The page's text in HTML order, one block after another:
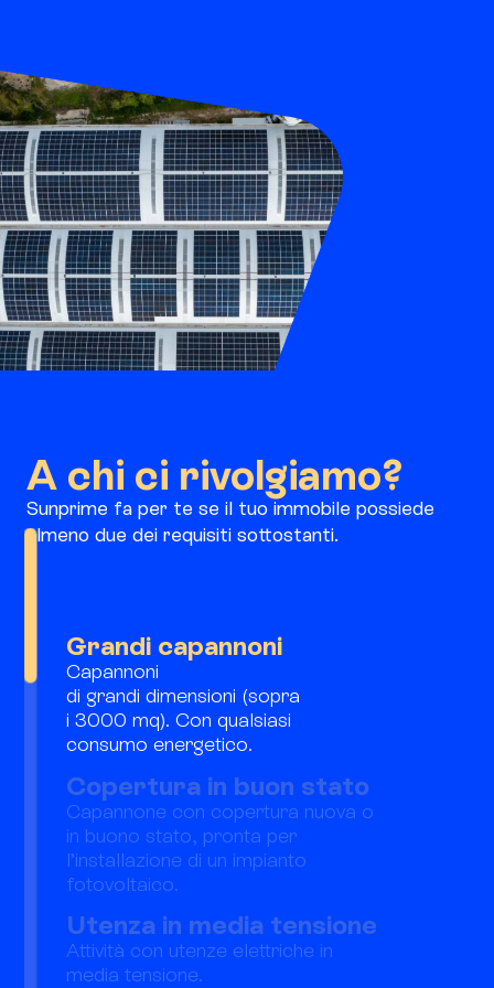
A chi ci rivolgiamo?
Sunprime fa per te se il tuo immobile possiede
almeno due dei requisiti sottostanti.
Grandi capannoni
Capannoni
di grandi dimensioni (sopra
i 3000 mq). Con qualsiasi
consumo energetico.
Copertura in buon stato
Capannone con copertura nuova o
in buono stato, pronta per
l’installazione di un impianto
fotovoltaico.
Utenza in media tensione
Attività con utenze elettriche in
media tensione.